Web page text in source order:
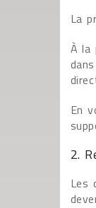
La
À la
En
2.
Les